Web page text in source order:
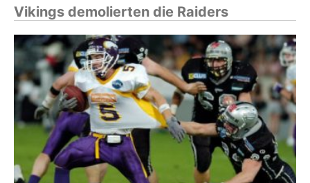
Vikings demolierten die Raiders